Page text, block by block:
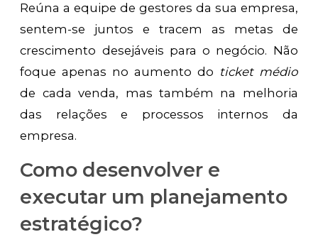
Reúna a equipe de gestores da sua empresa,
sentem-se juntos e tracem as metas de
crescimento desejáveis para o negócio. Não
foque apenas no aumento do ticket médio
de cada venda, mas também na melhoria
das relações e processos internos da
empresa.
Como desenvolver e
executar um planejamento
estratégico?